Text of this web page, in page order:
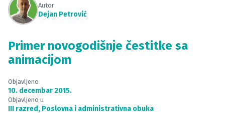
Autor
Dejan Petrović
Primer novogodišnje čestitke sa
animacijom
Objavljeno
10. decembar 2015.
Objavljeno u
III razred, Poslovna i administrativna obuka